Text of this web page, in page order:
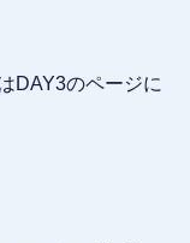
DAY3のページに